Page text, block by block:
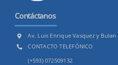
Contáctanos
Av. Luis Enrique Vasquez y
CONTACTO TELEFÓNICO
(+593) 072509132